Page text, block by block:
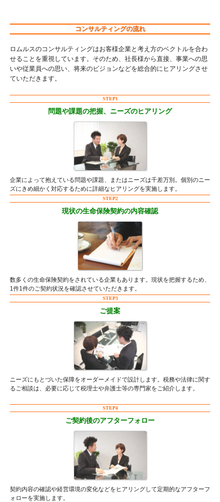
コンサルティングの流れ
ロムルスのコンサルティングはお客様企業と考え方のベクトルを合わ
せることを重視しています。そのため、社長様から直接、事業への思
いや従業員への思い、将来のビジョンなどを総合的にヒアリングさせ
ていただきます。
STEP1
問題や課題の把握、ニーズのヒアリング
企業によって抱えている問題や課題、またはニーズは千差万別。個別のニー
ズにきめ細かく対応するために詳細なヒアリングを実施します。
STEP2
現状の生命保険契約の内容確認
数多くの生命保険契約をされている企業もあります。現状を把握するため、
1件1件のご契約状況を確認させていただきます。
STEP3
ご提案
ニーズにもとづいた保障をオーダーメイドで設計します。税務や法律に関す
るご相談は、必要に応じて税理士や弁護士等の専門家をご紹介します。
STEP4
ご契約後のアフターフォロー
契約内容の確認や経営環境の変化などをヒアリングして定期的なアフターフ
ォローを実施します。